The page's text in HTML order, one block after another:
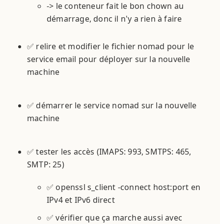
-> le conteneur fait le bon chown au
démarrage, donc il n'y a rien à faire
✅ relire et modifier le fichier nomad pour le
service email pour déployer sur la nouvelle
machine
✅ démarrer le service nomad sur la nouvelle
machine
✅ tester les accès (IMAPS: 993, SMTPS: 465,
SMTP: 25)
✅ openssl s_client -connect host:port en
IPv4 et IPv6 direct
✅ vérifier que ça marche aussi avec